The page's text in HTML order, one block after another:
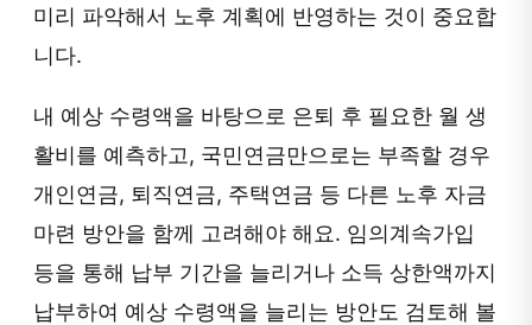
미리 파악해서 노후 계획에 반영하는 것이 중요합
니다.
내 예상 수령액을 바탕으로 은퇴 후 필요한 월 생
활비를 예측하고, 국민연금만으로는 부족할 경우
개인연금, 퇴직연금, 주택연금 등 다른 노후 자금
마련 방안을 함께 고려해야 해요. 임의계속가입
등을 통해 납부 기간을 늘리거나 소득 상한액까지
납부하여 예상 수령액을 늘리는 방안도 검토해 볼